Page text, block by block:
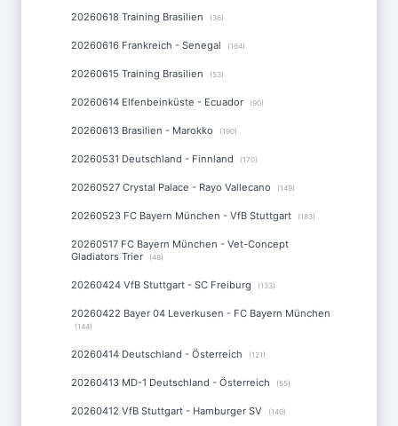
20260618 Training Brasilien (36)
20260616 Frankreich - Senegal (164)
20260615 Training Brasilien (53)
20260614 Elfenbeinküste - Ecuador (90)
20260613 Brasilien - Marokko (190)
20260531 Deutschland - Finnland (170)
20260527 Crystal Palace - Rayo Vallecano (149)
20260523 FC Bayern München - VfB Stuttgart (183)
20260517 FC Bayern München - Vet-Concept
Gladiators Trier
(48)
20260424 VfB Stuttgart - SC Freiburg (133)
20260422 Bayer 04 Leverkusen - FC Bayern München
(144)
20260414 Deutschland - Österreich (121)
20260413 MD-1 Deutschland - Österreich (55)
20260412 VfB Stuttgart - Hamburger SV (140)